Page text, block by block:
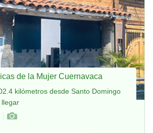
de la Mujer Cuernavaca
kilómetros desde Santo Domingo
llegar